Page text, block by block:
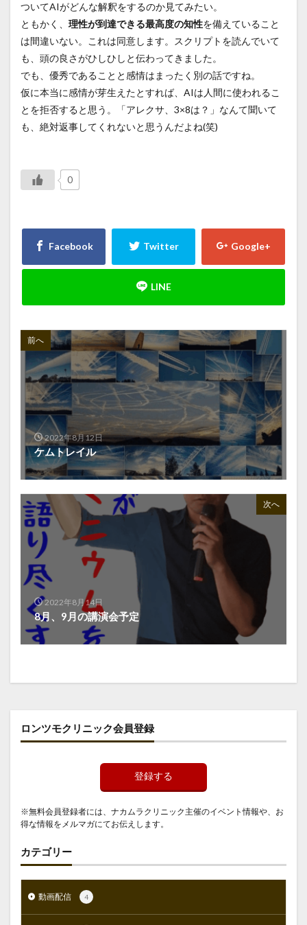
ついてAIがどんな解釈をするのか見てみたい。
ともかく、 理性が到達できる最高度の知性を備えていること
は間違いない。これは同意します。スクリプトを読んでいて
も、頭の良さがひしひしと伝わってきました。
でも、優秀であることと感情はまったく別の話ですね。
仮に本当に感情が芽生えたとすれば、AIは人間に使われるこ
とを拒否すると思う。「アレクサ、3×8は？」なんて聞いて
も、絶対返事してくれないと思うんだよね(笑)
0
前へ
2022年8月12日
ケムトレイル
次へ
2022年8月14日
8月、9月の講演会予定
ロンツモクリニック会員登録
登録する
※無料会員登録者には、ナカムラクリニック主催のイベント情報や、お
得な情報をメルマガにてお伝えします。
カテゴリー
動画配信 4